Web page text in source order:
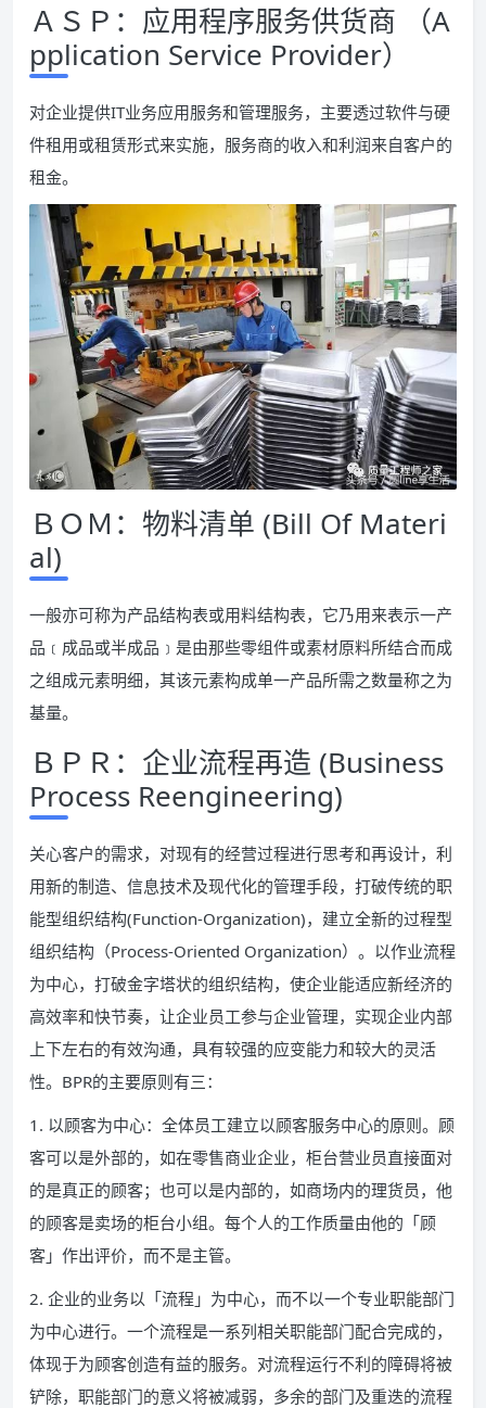
ＡＳＰ：应用程序服务供货商 （A
pplication Service Provider）
对企业提供IT业务应用服务和管理服务，主要透过软件与硬
件租用或租赁形式来实施，服务商的收入和利润来自客户的
租金。
ＢＯＭ：物料清单 (Bill Of Materi
al)
一般亦可称为产品结构表或用料结构表，它乃用来表示一产
品﹝成品或半成品﹞是由那些零组件或素材原料所结合而成
之组成元素明细，其该元素构成单一产品所需之数量称之为
基量。
ＢＰＲ：企业流程再造 (Business
Process Reengineering)
关心客户的需求，对现有的经营过程进行思考和再设计，利
用新的制造、信息技术及现代化的管理手段，打破传统的职
能型组织结构(Function-Organization)，建立全新的过程型
组织结构（Process-Oriented Organization）。以作业流程
为中心，打破金字塔状的组织结构，使企业能适应新经济的
高效率和快节奏，让企业员工参与企业管理，实现企业内部
上下左右的有效沟通，具有较强的应变能力和较大的灵活
性。BPR的主要原则有三：
1. 以顾客为中心：全体员工建立以顾客服务中心的原则。顾
客可以是外部的，如在零售商业企业，柜台营业员直接面对
的是真正的顾客；也可以是内部的，如商场内的理货员，他
的顾客是卖场的柜台小组。每个人的工作质量由他的「顾
客」作出评价，而不是主管。
2. 企业的业务以「流程」为中心，而不以一个专业职能部门
为中心进行。一个流程是一系列相关职能部门配合完成的，
体现于为顾客创造有益的服务。对流程运行不利的障碍将被
铲除，职能部门的意义将被减弱，多余的部门及重迭的流程